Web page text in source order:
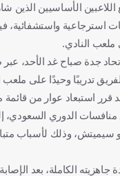
الأساسيين الذين
استرجاعية واستشفائية،
ملعب النادي.
جدة صباح غد الأحد،
تدريبًا وحيدًا على ملعب
استبعاد عوار من قائمة
الدوري السعودي،
سيميتش، وذلك لأسباب
جاهزيته الكاملة، بعد